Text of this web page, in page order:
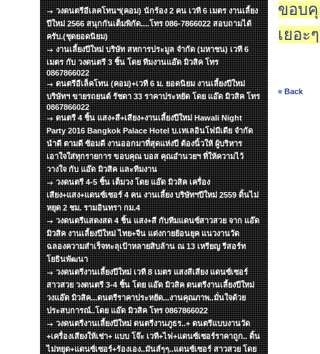
วงดนตรีอีเลคโทนฯ(คอม) นักร้อง 2 คน เวที 6 เมตร งานเลี้ยง
ปีใหม่ 2566 สนุกกันเต็มพิกัด....โทร 086-7866022 สอบถามได้
ครับ.(ชุดยอดนิยม)
งานเลี้ยงปีใหม่ บริษัท สหการประมูล จำกัด (มหาชน) เวที 6
เมตร กับ วงดนตรี 3 ชิ้น โดย ทีมงานแอ๊ด มิวสิค โทร
0867866022
ดนตรีอีเล็คโทน (คอม)+เวที 6 ม. ยอดนิยม งานเลี้ยงปีใหม่
บริษัทฯ ขายรถยนต์ รัชดา 33 ราคาประหยัด โดย แอ๊ด มิวสิค โทร
0867866022
ดนตรี 4 ชิ้น แสง+สี+เสียง+งานเลี้ยงปีใหม่ Hawali Night
Party 2016 Bangkok Palace Hotel บ.เทเลอินโฟมีเดีย จำกัด
นำดี ตามดี ซ้อมดี งานออกมาที่สุดแห่งปี ต้องนิ้วให้ ผู้บริหาร
เอาใจใส่ทุกรายการ ขอบคุณ บอส คุณอำนวยฯ ที่ให้ความไว้
วางใจ กับ แอ๊ด มิวสิค และทีมงาน
วงดนตรี 4-5 ชิ้น เต็มวง โดย แอ๊ด มิวสิค เครื่อง
เสียง+แสง+แดนซ์เซอร์ 4 คน งานเลี้ยง บริษัทฯปีใหม่ 2559 ดิ้นไม่
หยุด 2 ชม. รามอินทรา กม.4
วงดนตรีแสดงสด 4 ชิ้น แสง+สี กับทีมแดนซ์สาวสวย จาก แอ๊ด
มิวสิค งานเลี้ยงปีใหม่ ไทย+จีน แต่งกายย้อนยุค แนวงานวัด
ฉลองความสำเร็จทะลุเป้าหลายสิบล้าน ณ 13 เหรียญ รีสอร์ท
โยธินพัฒนา
วงดนตรีงานเลี้ยงปีใหม่ เวที 8 เมตร แสงสีเสียง แดนซ์เซอร์
สาวสวย วงดนตรี 3-4 ชิ้น โดย แอ๊ด มิวสิค ดนตรีงานเลี้ยงปีใหม่
วงแอ๊ด มิวสิค...ดนตรีราคาประหยัด...งานคุณภาพ..มั่นใจด้วย
ประสบการณ์..โดย แอ๊ด มิวสิค โทร 0867866022
วงดนตรีงานเลี้ยงปีใหม่ ดนตรีงานภูธร..+ ดนตรีแบบงานวัด
+เครื่องเสียงให้เช่า+ แบบ โจ๊ะ เวที+ไฟ+แดนซ์เซอร์ราคาถูก.. ดิ้น
ไม่หยุด+แดนซ์เซอร์+ร้องเอง..มันส์ๆๆ..แดนซ์เซอร์ สาวสวย โดย
ขอบ
เยอะ
« Back